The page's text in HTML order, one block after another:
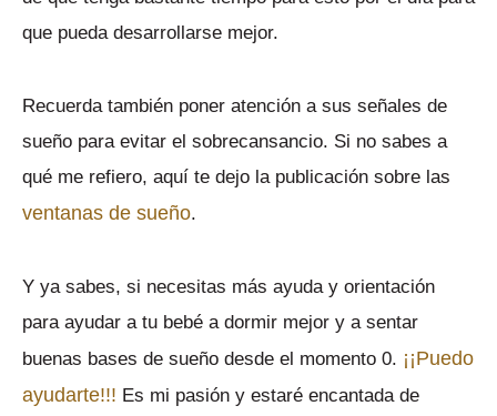
que pueda desarrollarse mejor.
Recuerda también poner atención a sus señales de
sueño para evitar el sobrecansancio. Si no sabes a
qué me refiero, aquí te dejo la publicación sobre las
ventanas de sueño.
Y ya sabes, si necesitas más ayuda y orientación
para ayudar a tu bebé a dormir mejor y a sentar
buenas bases de sueño desde el momento 0. ¡¡Puedo
ayudarte!!! Es mi pasión y estaré encantada de